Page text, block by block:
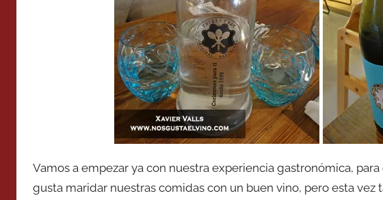
Vamos a empezar ya con nuestra experiencia gastronómica,
gusta maridar nuestras comidas con un buen vino, pero esta